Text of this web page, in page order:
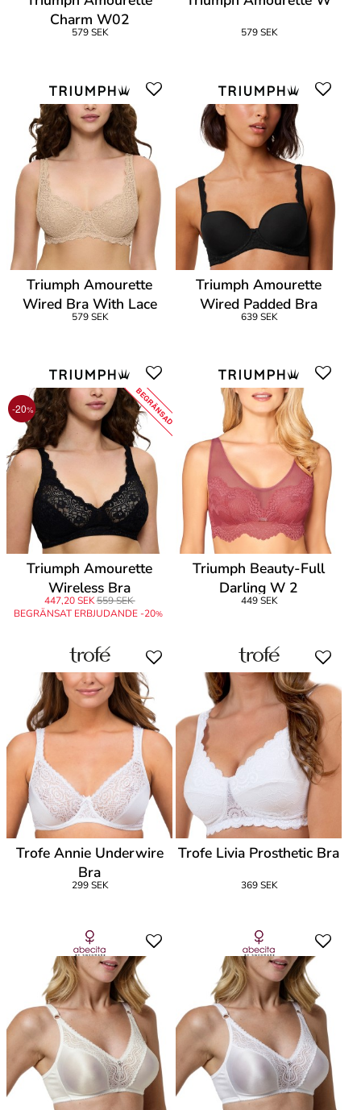
Charm W02
579 SEK 579 SEK
Triumph Amourette
Wired Bra With Lace
579 SEK
Triumph Amourette
Wired Padded Bra
639 SEK
-20% BEGRÄNSAD
Triumph Amourette
Wireless Bra
447,20 SEK559 SEK
BEGRÄNSAT ERBJUDANDE -20%
Triumph Beauty-Full
Darling W 2
449 SEK
Trofe Annie Underwire
Bra
299 SEK
Trofe Livia Prosthetic Bra
369 SEK